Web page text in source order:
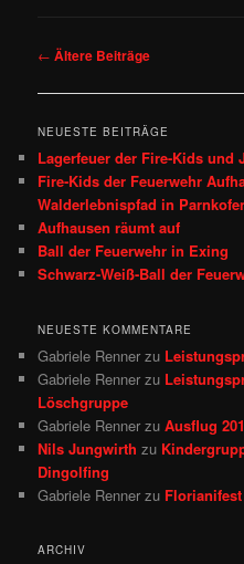
Beitragsnavigation
← Ältere Beiträge
NEUESTE BEITRÄGE
Lagerfeuer der Fire-Kids und
Fire‑Kids der Feuerwehr
Walderlebnispfad in
Aufhausen räumt auf
Ball der Feuerwehr in Exing
Schwarz-Weiß-Ball der
NEUESTE KOMMENTARE
Gabriele Renner zu
Gabriele Renner zu
Löschgruppe
Gabriele Renner zuAusflug
Nils Jungwirth zu
Dingolfing
Gabriele Renner zu Florianifest
ARCHIV